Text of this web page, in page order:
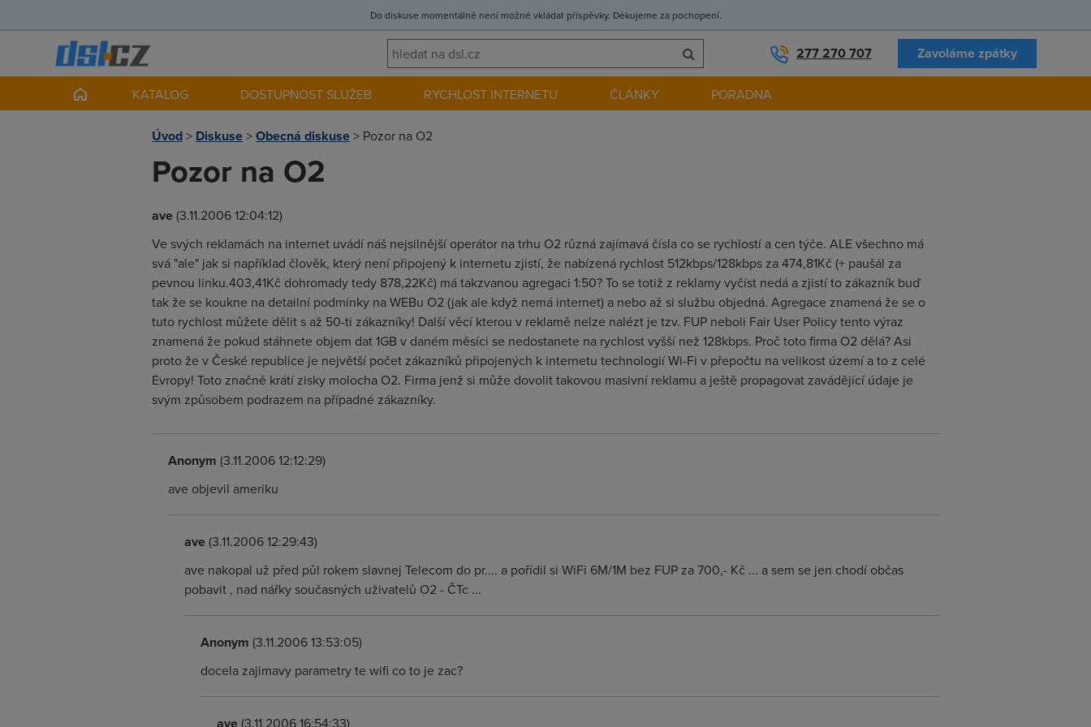
Do diskuse momentálně není možné vkládat příspěvky. Děkujeme za pochopení.
277 270 707 Zavoláme zpátky
KATALOG DOSTUPNOST SLUŽEB RYCHLOST INTERNETU ČLÁNKY PORADNA
Úvod> Diskuse>Obecná diskuse> Pozor na O2
Pozor na O2
ave(3.11.2006 12:04:12)
Ve svých reklamách na internet uvádí náš nejsilnější operátor na trhu O2 různá zajímavá čísla co se rychlostí a cen týče. ALE všechno má
svá "ale" jak si například člověk, který není připojený k internetu zjistí, že nabízená rychlost 512kbps/128kbps za 474,81Kč (+ paušál za
pevnou linku.403,41Kč dohromady tedy 878,22Kč) má takzvanou agregaci 1:50? To se totiž z reklamy vyčíst nedá a zjistí to zákazník buď
tak že se koukne na detailní podmínky na WEBu O2 (jak ale když nemá internet) a nebo až si službu objedná. Agregace znamená že se o
tuto rychlost můžete dělit s až 50-ti zákazníky! Další věcí kterou v reklamě nelze nalézt je tzv. FUP neboli Fair User Policy tento výraz
znamená že pokud stáhnete objem dat 1GB v daném měsíci se nedostanete na rychlost vyšší než 128kbps. Proč toto firma O2 dělá? Asi
proto že v České republice je největší počet zákazníků připojených k internetu technologií Wi-Fi v přepočtu na velikost území a to z celé
Evropy! Toto značně krátí zisky molocha O2. Firma jenž si může dovolit takovou masivní reklamu a ještě propagovat zavádějící údaje je
svým způsobem podrazem na případné zákazníky.
Anonym (3.11.2006 12:12:29)
ave objevil ameriku
ave(3.11.2006 12:29:43)
ave nakopal už před půl rokem slavnej Telecom do pr.... a pořídil si WiFi 6M/1M bez FUP za 700,- Kč ... a sem se jen chodí občas
pobavit , nad nářky současných uživatelů O2 - ČTc ...
Anonym (3.11.2006 13:53:05)
docela zajimavy parametry te wifi co to je zac?
(3.11.2006 16:54:33)